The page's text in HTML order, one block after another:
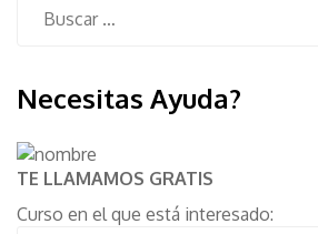
Necesitas Ayuda?
TE LLAMAMOS GRATIS
Curso en el que está interesado: